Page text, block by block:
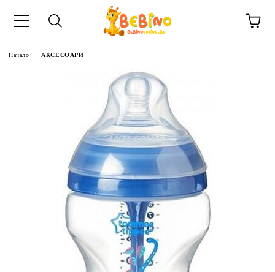
Начало АКСЕСОАРИ